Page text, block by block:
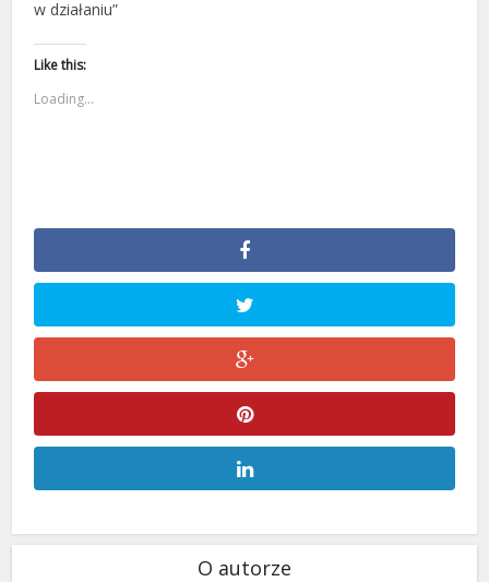
w działaniu”
Like this:
Loading...
O autorze